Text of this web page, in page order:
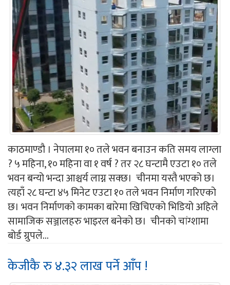
काठमाण्डौ । नेपालमा १० तले भवन बनाउन कति समय लाग्ला
? ५ महिना, १० महिना वा १ वर्ष ? तर २८ घन्टामै एउटा १० तले
भवन बन्यो भन्दा आश्चर्य लाग्न सक्छ। चीनमा यस्तै भएको छ।
त्यहाँ २८ घन्टा ४५ मिनेट एउटा १० तले भवन निर्माण गरिएको
छ। भवन निर्माणको कामका बारेमा खिचिएको भिडियो अहिले
सामाजिक सञ्जालहरु भाइरल बनेको छ। चीनको चांग्शामा
बोर्ड ग्रुपले...
केजीकै रु ४.३२ लाख पर्ने आँप !